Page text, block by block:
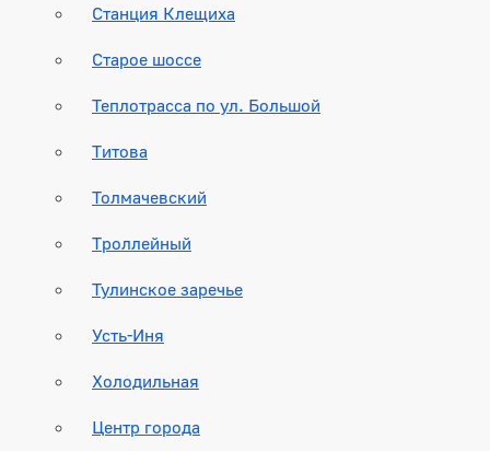
Станция Клещиха
Старое шоссе
Теплотрасса по ул. Большой
Титова
Толмачевский
Троллейный
Тулинское заречье
Усть-Иня
Холодильная
Центр города